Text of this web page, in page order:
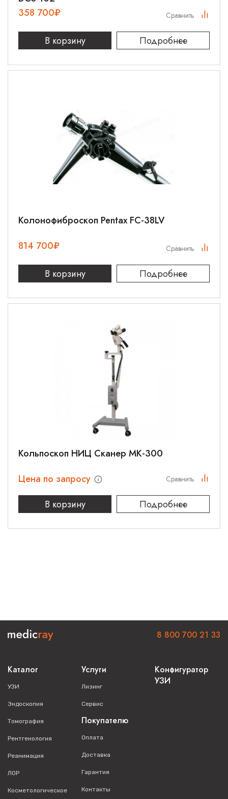
358 700₽
В корзину Подробнее
Сравнить
Колонофиброскоп Pentax FC-38LV
814 700₽
В корзину Подробнее
Сравнить
Кольпоскоп НИЦ Сканер МК-300
Цена по запросу
В корзину
Подробнее
Сравнить
Каталог
УЗИ
Эндоскопия
Томография
Рентгенология
Реанимация
ЛОР
Косметологическое
Услуги
Лизинг
Сервис
Покупателю
Оплата
Доставка
Гарантия
Контакты
Конфигуратор
УЗИ
8 800 700 21 33